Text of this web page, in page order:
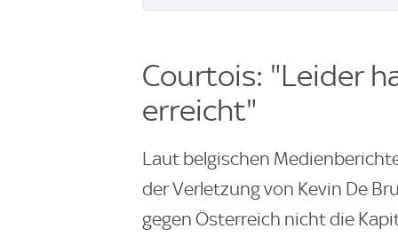
Courtois: "Leider
erreicht"
Laut belgischen
der Verletzung von Kevin De
gegen Österreich nicht die